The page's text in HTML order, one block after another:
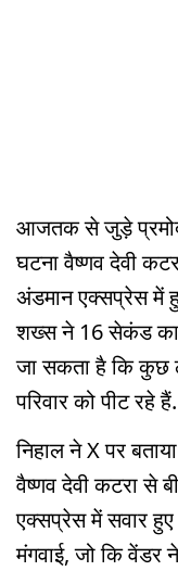
आजतक से जुड़े प्रमोद
घटना वैष्णव देवी
अंडमान एक्सप्रेस में
शख्स ने 16 सेकंड का
जा सकता है कि कुछ
परिवार को पीट रहे हैं.
निहाल ने X पर
वैष्णव देवी कटरा से
एक्सप्रेस में सवार हुए
मंगवाई, जो कि वेंडर